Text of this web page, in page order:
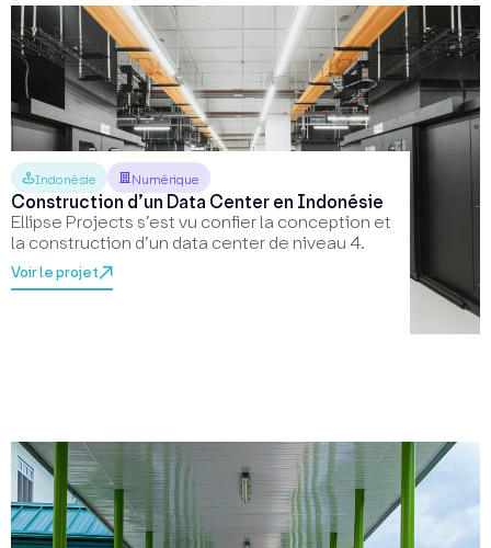
Indonésie Numérique
Construction d’un Data Center en Indonésie
Ellipse Projects s’est vu confier la conception et
la construction d’un data center de niveau 4.
Voir le projet